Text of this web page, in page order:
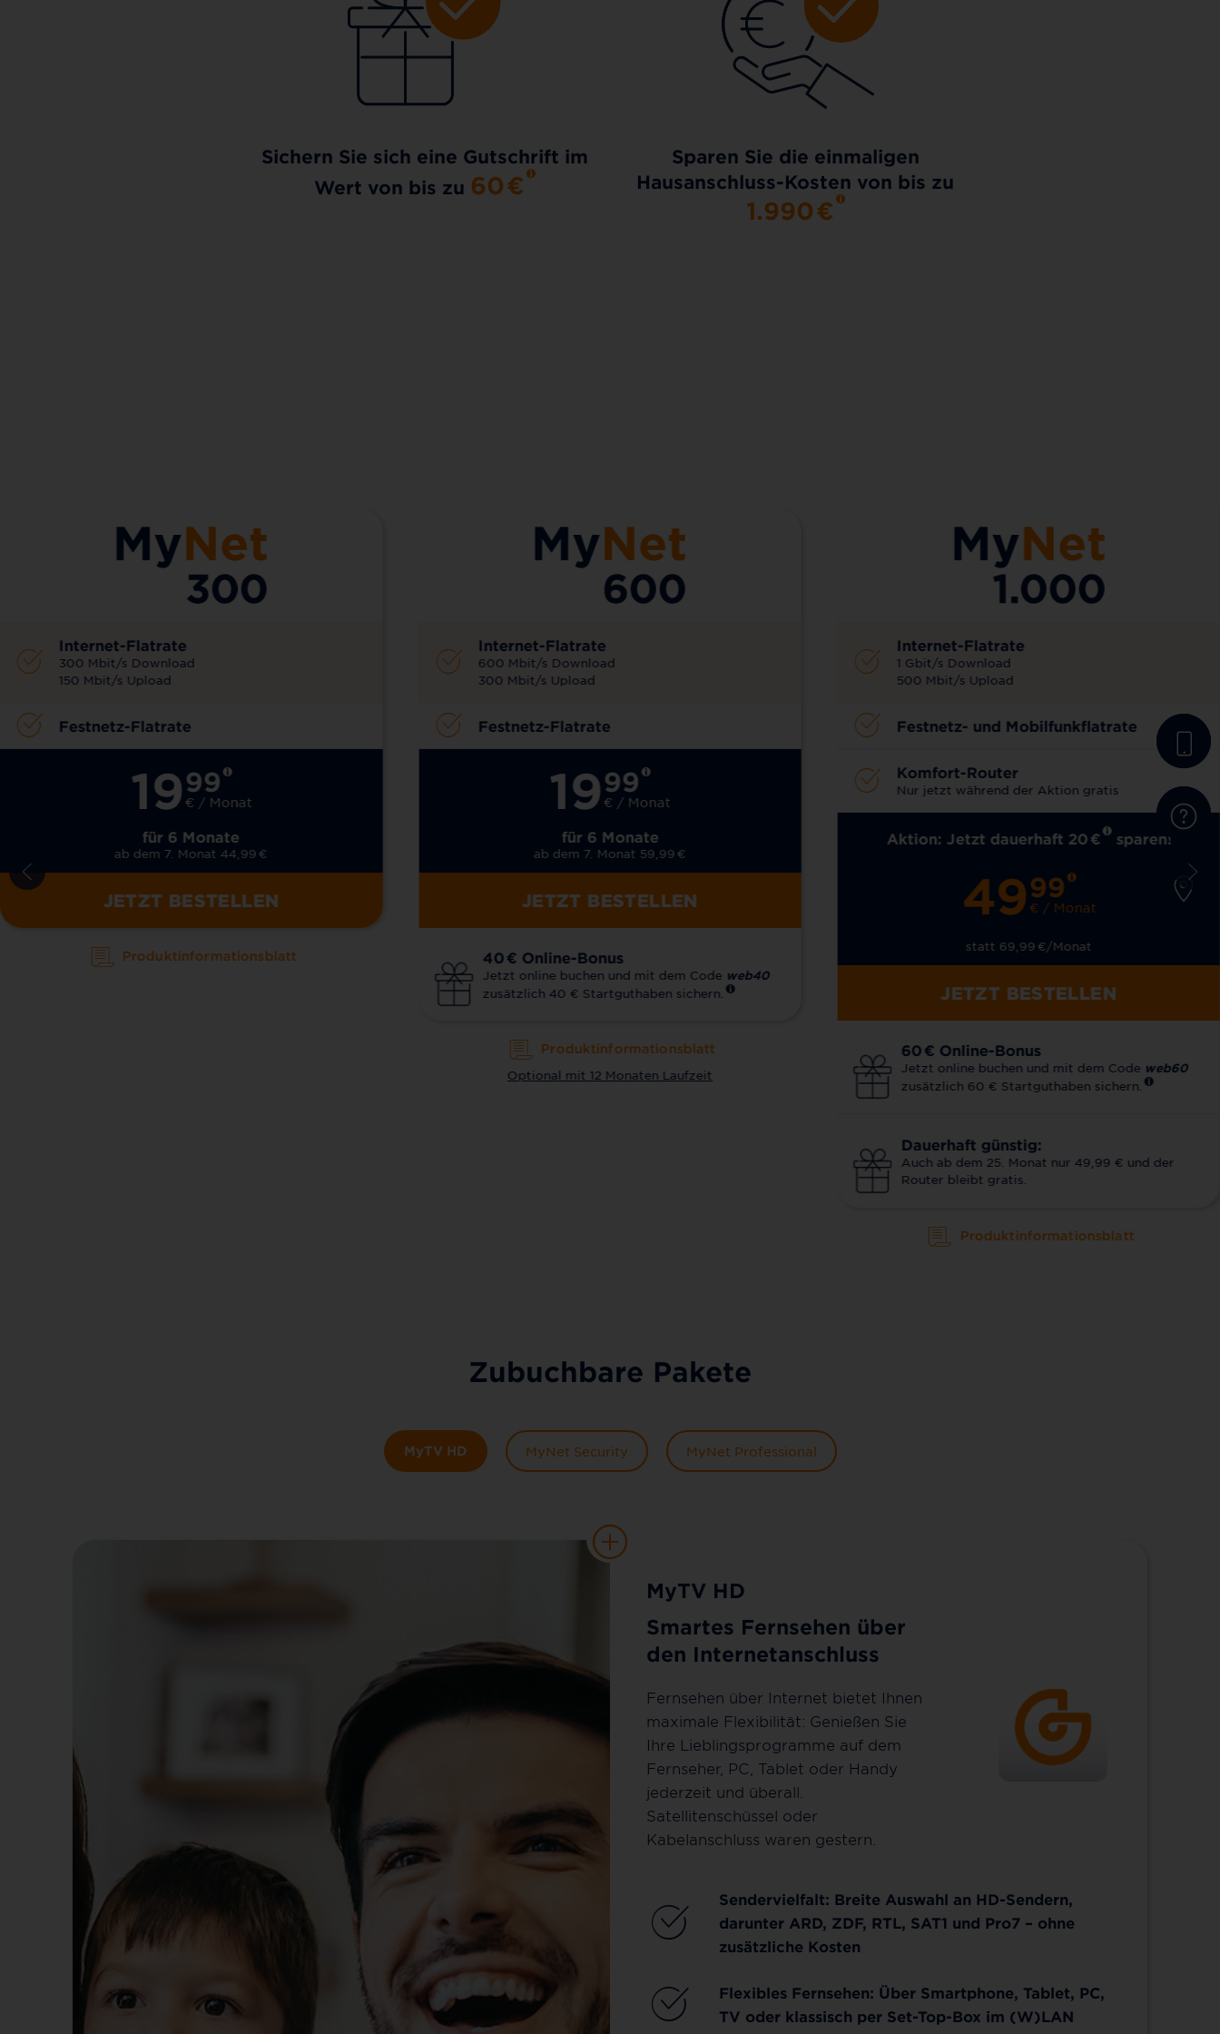
Sichern Sie sich eine Gutschrift im
Wert von bis zu 60€
Sparen Sie die einmaligen
Hausanschluss-Kosten von bis zu
1.990€
Internet-Flatrate
600 Mbit/s Download
300 Mbit/s Upload
Festnetz-Flatrate
1999
€ / Monat
für 6 Monate
ab dem 7. Monat 59,99 €
JETZT BESTELLEN
40 € Online-Bonus
Jetzt online buchen und mit dem Code web40
zusätzlich 40 € Startguthaben sichern.
Produktinformationsblatt
Optional mit 12 Monaten Laufzeit
Internet-Flatrate
1 Gbit/s Download
500 Mbit/s Upload
Festnetz- und Mobilfunkflatrate
Komfort-Router
Nur jetzt während der Aktion gratis
Aktion: Jetzt dauerhaft 20 € sparen!
4999
€ / Monat
statt 69,99 €/Monat
JETZT BESTELLEN
60 € Online-Bonus
Jetzt online buchen und mit dem Code web60
zusätzlich 60 € Startguthaben sichern.
Dauerhaft günstig:
Auch ab dem 25. Monat nur 49,99 € und der
Router bleibt gratis.
Produktinformationsblatt
Internet-Flatrate
300 Mbit/s Download
150 Mbit/s Upload
Festnetz-Flatrate
1999
€ / Monat
für 6 Monate
ab dem 7. Monat 44,99 €
JETZT BESTELLEN
Produktinformationsblatt
Zubuchbare Pakete
MyTV HD MyNet Security MyNet Professional
MyTV HD
Smartes Fernsehen über
den Internetanschluss
Fernsehen über Internet bietet Ihnen
maximale Flexibilität: Genießen Sie
Ihre Lieblingsprogramme auf dem
Fernseher, PC, Tablet oder Handy
jederzeit und überall.
Satellitenschüssel oder
Kabelanschluss waren gestern.
Sendervielfalt: Breite Auswahl an HD-Sendern,
darunter ARD, ZDF, RTL, SAT1 und Pro7 – ohne
zusätzliche Kosten
Flexibles Fernsehen: Über Smartphone, Tablet, PC,
TV oder klassisch per Set-Top-Box im (W)LAN